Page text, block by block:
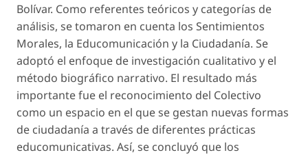
Bolívar. Como referentes teóricos y categorías de
análisis, se tomaron en cuenta los Sentimientos
Morales, la Educomunicación y la Ciudadanía. Se
adoptó el enfoque de investigación cualitativo y el
método biográfico narrativo. El resultado más
importante fue el reconocimiento del Colectivo
como un espacio en el que se gestan nuevas formas
de ciudadanía a través de diferentes prácticas
educomunicativas. Así, se concluyó que los